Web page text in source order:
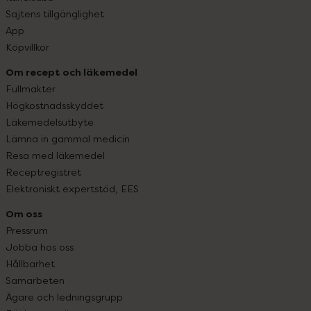
Sajtens tillgänglighet
App
Köpvillkor
Om recept och läkemedel
Fullmakter
Högkostnadsskyddet
Läkemedelsutbyte
Lämna in gammal medicin
Resa med läkemedel
Receptregistret
Elektroniskt expertstöd, EES
Om oss
Pressrum
Jobba hos oss
Hållbarhet
Samarbeten
Ägare och ledningsgrupp